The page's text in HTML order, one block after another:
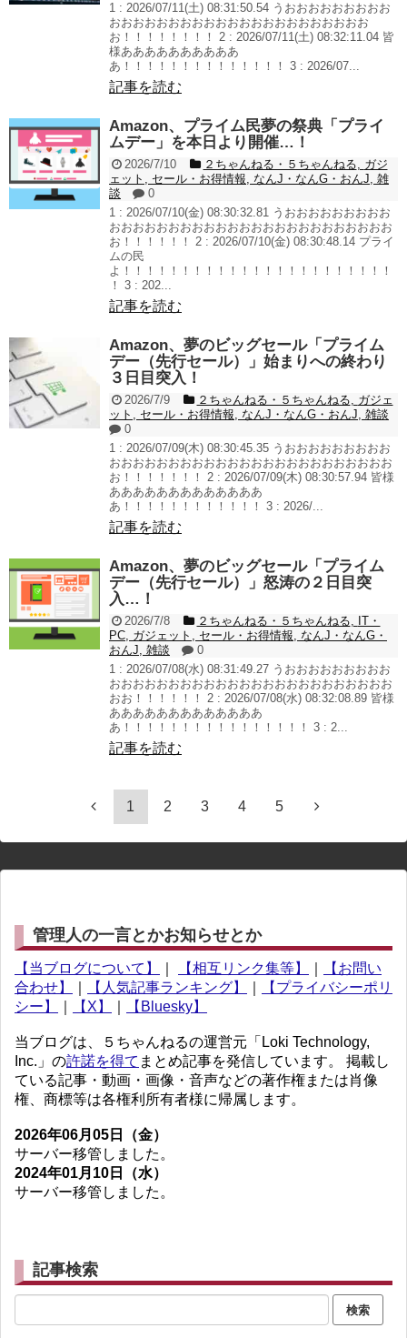
1 : 2026/07/11(土) 08:31:50.54 うおおおおおおおおお
おおおおおおおおおおおおおおおおおおおおおお
お！！！！！！！！ 2 : 2026/07/11(土) 08:32:11.04 皆
様ああああああああああ
あ！！！！！！！！！！！！！！ 3 : 2026/07...
記事を読む
Amazon、プライム民夢の祭典「プライ
ムデー」を本日より開催…！
2026/7/10 ２ちゃんねる・５ちゃんねる, ガジ
ェット , セール・お得情報, なんJ・なんG・おんJ, 雑
談
0
1 : 2026/07/10(金) 08:30:32.81 うおおおおおおおおお
おおおおおおおおおおおおおおおおおおおおおおおお
お！！！！！！ 2 : 2026/07/10(金) 08:30:48.14 プライ
ムの民
よ！！！！！！！！！！！！！！！！！！！！！！！
！ 3 : 202...
記事を読む
Amazon、夢のビッグセール「プライム
デー（先行セール）」始まりへの終わり
３日目突入！
2026/7/9 ２ちゃんねる・５ちゃんねる, ガジェ
ット , セール・お得情報, なんJ・なんG・おんJ, 雑談
0
1 : 2026/07/09(木) 08:30:45.35 うおおおおおおおおお
おおおおおおおおおおおおおおおおおおおおおおおお
お！！！！！！！ 2 : 2026/07/09(木) 08:30:57.94 皆様
あああああああああああああ
あ！！！！！！！！！！！！ 3 : 2026/...
記事を読む
Amazon、夢のビッグセール「プライム
デー（先行セール）」怒涛の２日目突
入…！
2026/7/8 ２ちゃんねる・５ちゃんねる, IT・
PC, ガジェット , セール・お得情報, なんJ・なんG・
おんJ, 雑談
0
1 : 2026/07/08(水) 08:31:49.27 うおおおおおおおおお
おおおおおおおおおおおおおおおおおおおおおおおお
おお！！！！！！ 2 : 2026/07/08(水) 08:32:08.89 皆様
あああああああああああああ
あ！！！！！！！！！！！！！！！！ 3 : 2...
記事を読む
1 2 3 4 5
管理人の一言とかお知らせとか
【当ブログについて】 【相互リンク集等】
【お問い
合わせ】
【人気記事ランキング】
【プライバシーポリ
シー】
【X】 【Bluesky】
当ブログは、５ちゃんねるの運営元「Loki Technology,
Inc.」の許諾を得て まとめ記事を発信しています。 掲載し
ている記事・動画・画像・音声などの著作権または肖像
権、商標等は各権利所有者様に帰属します。
2026年06月05日（金）
サーバー移管しました。
2024年01月10日（水）
サーバー移管しました。
記事検索